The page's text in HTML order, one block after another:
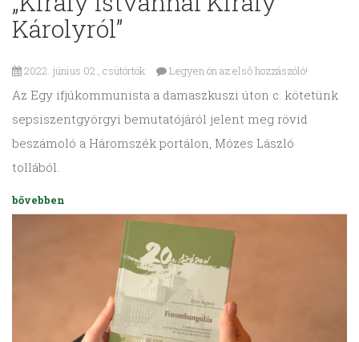
Károlyról”
2022. június 02., csütörtök Legyen ön az első hozzászóló!
Az Egy ifjúkommunista a damaszkuszi úton c. kötetünk
sepsiszentgyörgyi bemutatójáról jelent meg rövid
beszámoló a Háromszék portálon, Mózes László
tollából.
bővebben